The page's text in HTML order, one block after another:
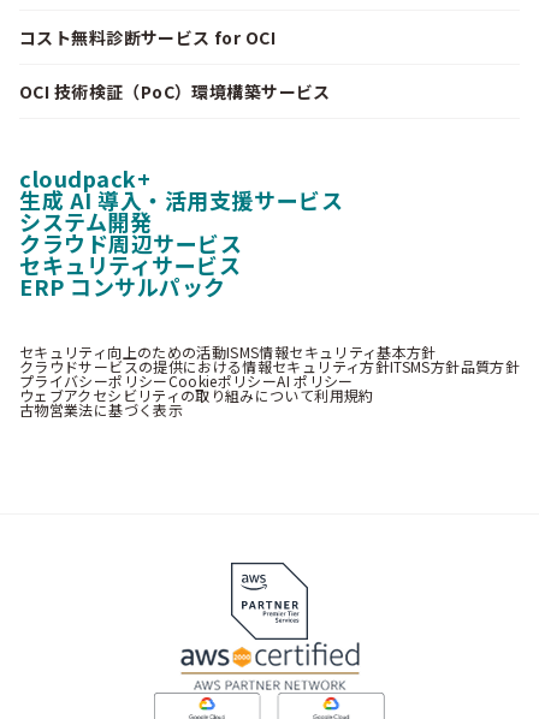
コスト無料診断サービス for OCI
OCI 技術検証（PoC）環境構築サービス
cloudpack+
生成 AI 導入・活用支援サービス
システム開発
クラウド周辺サービス
セキュリティサービス
ERP コンサルパック
セキュリティ向上のための活動ISMS情報セキュリティ基本方針
クラウドサービスの提供における情報セキュリティ方針ITSMS方針品質方針
プライバシーポリシーCookieポリシーAI ポリシー
ウェブアクセシビリティの取り組みについて利用規約
古物営業法に基づく表示